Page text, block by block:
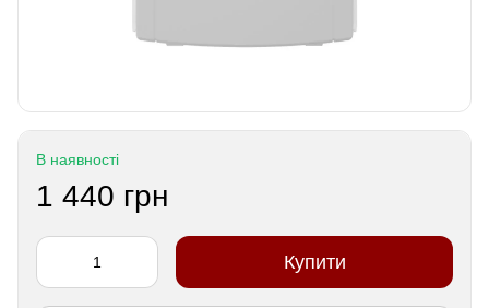
В наявності
1 440 грн
Купити